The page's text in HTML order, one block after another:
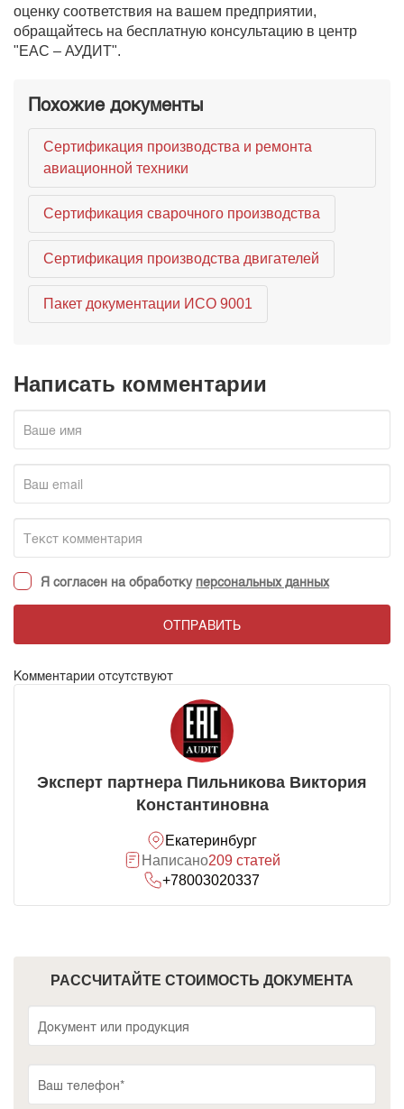
оценку соответствия на вашем предприятии,
обращайтесь на бесплатную консультацию в центр
"ЕАС – АУДИТ".
Похожие документы
Сертификация производства и ремонта
авиационной техники
Сертификация сварочного производства
Сертификация производства двигателей
Пакет документации ИСО 9001
Написать комментарии
Я согласен на обработку персональных данных
ОТПРАВИТЬ
Комментарии отсутствуют
Эксперт партнера Пильникова Виктория
Константиновна
Екатеринбург
Написано209 статей
+78003020337
РАССЧИТАЙТЕ СТОИМОСТЬ ДОКУМЕНТА